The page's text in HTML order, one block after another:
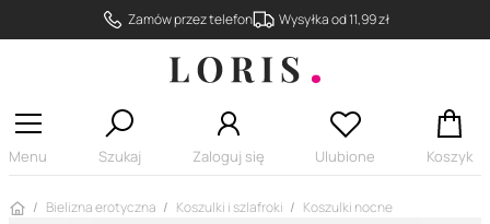
Zamów przez telefon Wysyłka od 11,99 zł
Menu Szukaj Zaloguj się Ulubione Koszyk
Strona główna
Bielizna erotyczna Koszulki i szlafroki Koszulki nocne